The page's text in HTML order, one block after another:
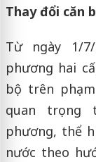
Thay đổi căn
Từ ngày 1/
phương hai
bộ trên
quan trọng
phương, thể
nước theo